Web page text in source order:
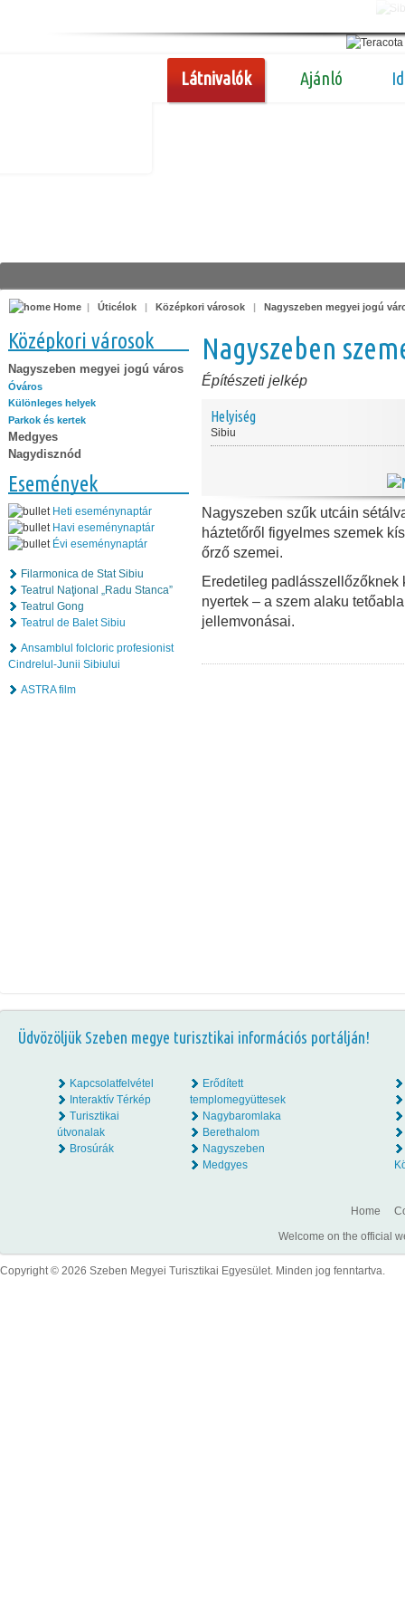
Látnivalók Ajánló
Home | Úticélok | Középkori városok | Nagyszeben megyei jogú
Középkori városok
Nagyszeben megyei jogú város
Óváros
Különleges helyek
Parkok és kertek
Medgyes
Nagydisznód
Események
Heti eseménynaptár
Havi eseménynaptár
Évi eseménynaptár
Filarmonica de Stat Sibiu
Teatrul Naţional „Radu Stanca”
Teatrul Gong
Teatrul de Balet Sibiu
Ansamblul folcloric profesionist
Cindrelul-Junii Sibiului
ASTRA film
Nagyszeben
Építészeti jelkép
Helyiség
Sibiu
Nagyszeben szűk utcáin
háztetőről figyelmes szemek
őrző szemei.
Eredetileg
nyertek – a szem alaku
jellemvonásai.
Üdvözöljük Szeben megye turisztikai információs portálján!
Kapcsolatfelvétel
Interaktív Térkép
Turisztikai
útvonalak
Brosúrák
Erődített
templomegyüttesek
Nagybaromlaka
Berethalom
Nagyszeben
Medgyes
Home
Welcome on the official
Copyright © 2026 Szeben Megyei Turisztikai Egyesület. Minden jog fenntartva.